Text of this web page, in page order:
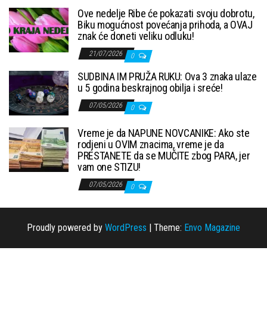
Ove nedelje Ribe će pokazati svoju dobrotu,
Biku mogućnost povećanja prihoda, a OVAJ
znak će doneti veliku odluku!
21/07/2026 0
SUDBINA IM PRUŽA RUKU: Ova 3 znaka ulaze
u 5 godina beskrajnog obilja i sreće!
07/05/2026 0
Vreme je da NAPUNE NOVCANIKE: Ako ste
rodjeni u OVIM znacima, vreme je da
PRESTANETE da se MUČITE zbog PARA, jer
vam one STIZU!
07/05/2026 0
Proudly powered by WordPress Theme: Envo Magazine